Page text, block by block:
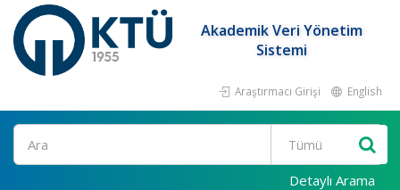
Akademik Veri Yönetim
Sistemi
Araştırmacı Girişi English
Ara
Detaylı Arama